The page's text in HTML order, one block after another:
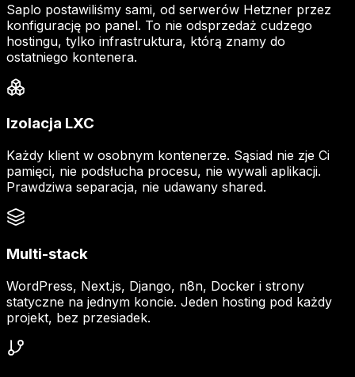
Saplo postawiliśmy sami, od serwerów Hetzner przez
konfigurację po panel. To nie odsprzedaż cudzego
hostingu, tylko infrastruktura, którą znamy do
ostatniego kontenera.
Izolacja LXC
Każdy klient w osobnym kontenerze. Sąsiad nie zje Ci
pamięci, nie podsłucha procesu, nie wywali aplikacji.
Prawdziwa separacja, nie udawany shared.
Multi-stack
WordPress, Next.js, Django, n8n, Docker i strony
statyczne na jednym koncie. Jeden hosting pod każdy
projekt, bez przesiadek.